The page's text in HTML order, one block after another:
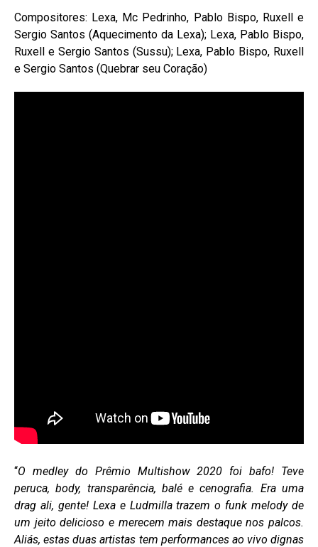
Compositores: Lexa, Mc Pedrinho, Pablo Bispo, Ruxell e
Sergio Santos (Aquecimento da Lexa); Lexa, Pablo Bispo,
Ruxell e Sergio Santos (Sussu); Lexa, Pablo Bispo, Ruxell
e Sergio Santos (Quebrar seu Coração)
“O medley do Prêmio Multishow 2020 foi bafo! Teve
peruca, body, transparência, balé e cenografia. Era uma
drag ali, gente! Lexa e Ludmilla trazem o funk melody de
um jeito delicioso e merecem mais destaque nos palcos.
Aliás, estas duas artistas tem performances ao vivo dignas